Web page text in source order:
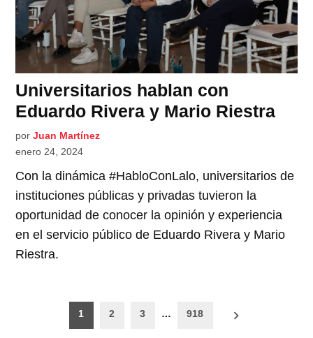
Universitarios hablan con
Eduardo Rivera y Mario Riestra
por Juan Martínez
enero 24, 2024
Con la dinámica #HabloConLalo, universitarios de
instituciones públicas y privadas tuvieron la
oportunidad de conocer la opinión y experiencia
en el servicio público de Eduardo Rivera y Mario
Riestra.
Paginación
1 2 3 … 918